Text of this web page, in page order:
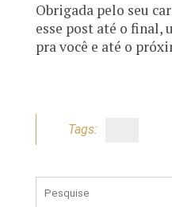
Obrigada pelo seu
esse post até o final,
pra você e até o
Tags: